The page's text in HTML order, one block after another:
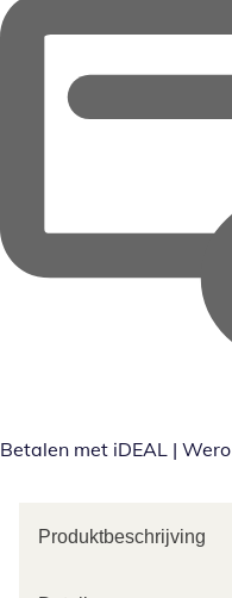
Betalen met iDEAL | Wero
Produktbeschrijving